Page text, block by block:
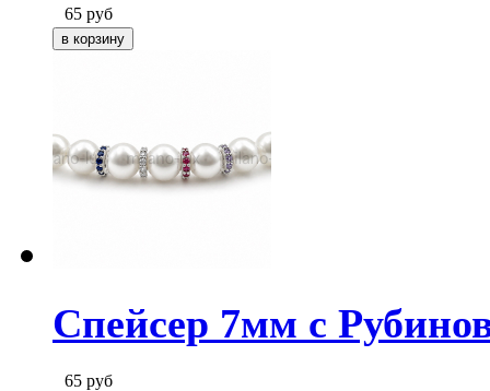
65 руб
Спейсер 7мм с
65 руб